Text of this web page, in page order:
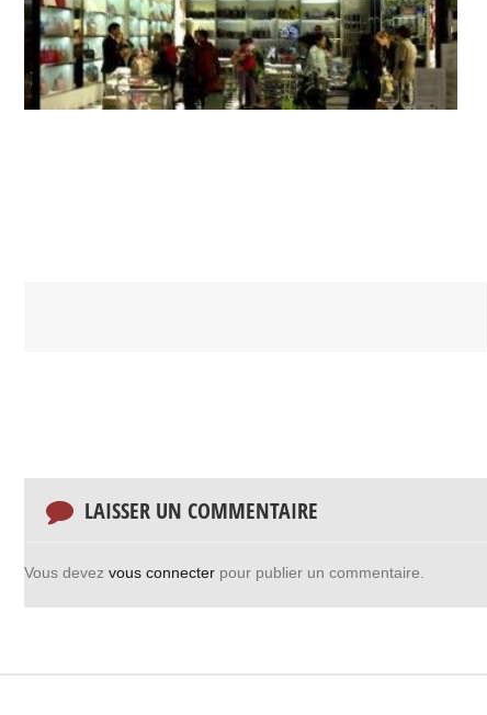
LAISSER UN COMMENTAIRE
Vous devez vous connecter pour publier un commentaire.